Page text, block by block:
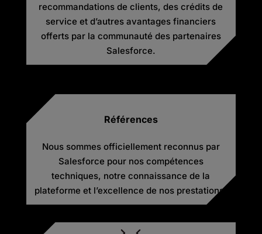
recommandations de clients, des crédits de
service et d’autres avantages financiers
offerts par la communauté des partenaires
Salesforce.
Références
Nous sommes officiellement reconnus par
Salesforce pour nos compétences
techniques, notre connaissance de la
plateforme et l’excellence de nos prestations.